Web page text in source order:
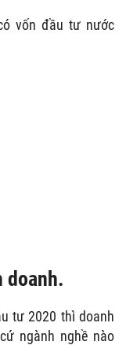
vốn đầu tư nước
doanh.
tư 2020 thì doanh
ngành nghề nào